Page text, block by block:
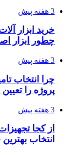
آربی نوا؛
فرصت‌های
۱۴۰۵/۰۴/۰۶
محبوب شده
۱۴۰۵/۰۳/۳۱
که نباید نادیده
۱۴۰۵/۰۳/۲۸